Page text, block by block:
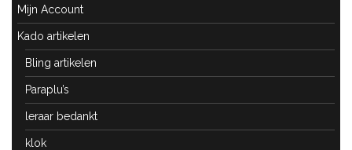
Mijn Account
Kado artikelen
Bling artikelen
Paraplu’s
leraar bedankt
klok